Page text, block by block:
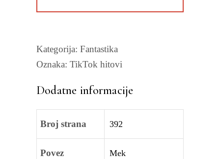
Kategorija: Fantastika
Oznaka: TikTok hitovi
Dodatne informacije
Broj strana 392
Povez Mek